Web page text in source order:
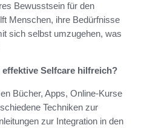
Bewusstsein für den
Menschen, ihre Bedürfnisse
sich selbst umzugehen, was
Selfcare hilfreich?
Bücher, Apps, Online-Kurse
Techniken zur
zur Integration in den